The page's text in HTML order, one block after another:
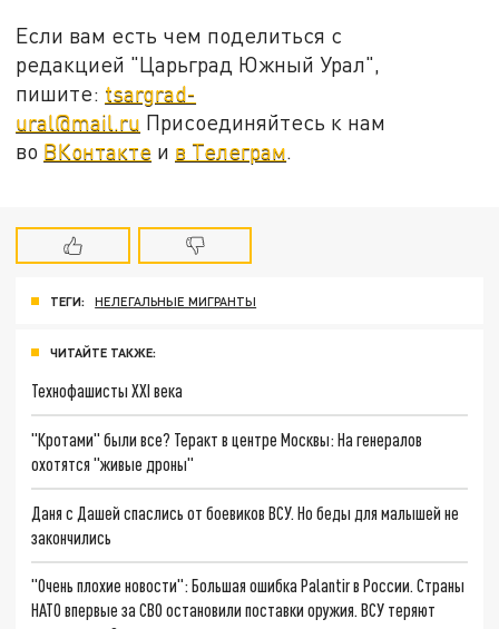
Если вам есть чем поделиться с
редакцией "Царьград Южный Урал",
пишите: tsargrad-
ural@mail.ru Присоединяйтесь к нам
во ВКонтакте и в Телеграм.
ТЕГИ: НЕЛЕГАЛЬНЫЕ МИГРАНТЫ
ЧИТАЙТЕ ТАКЖЕ:
Технофашисты XXI века
"Кротами" были все? Теракт в центре Москвы: На генералов
охотятся "живые дроны"
Даня с Дашей спаслись от боевиков ВСУ. Но беды для малышей не
закончились
"Очень плохие новости": Большая ошибка Palantir в России. Страны
НАТО впервые за СВО остановили поставки оружия. ВСУ теряют